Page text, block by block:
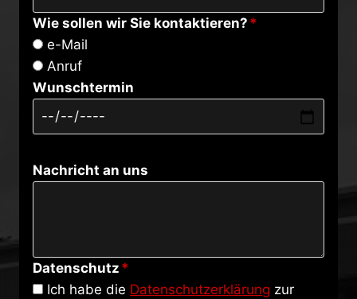
Wie sollen wir Sie kontaktieren? *
e-Mail
Anruf
Wunschtermin
Nachricht an uns
Datenschutz *
Ich habe die Datenschutzerklärung zur